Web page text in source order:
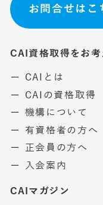
お問合せはこ
CAI資格取得をお考
ー CAIとは
ー CAIの資格取得
ー 機構について
ー 有資格者の方へ
ー 正会員の方へ
ー 入会案内
CAIマガジン